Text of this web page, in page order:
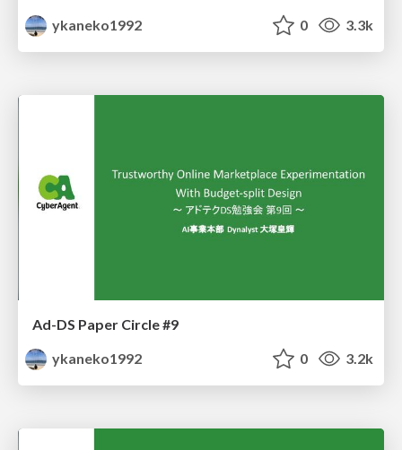
ykaneko1992
0 3.3k
Ad-DS Paper Circle #9
ykaneko1992
0 3.2k